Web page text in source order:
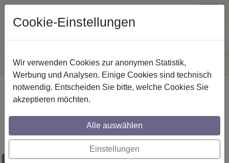
VersandkostenfreieLieferung innerhalb Deutschlands
Sichere Zahlung
Startseite Gardinenstangen Metall
1-läufig, Modell PLATON - Santo
Silbergrau / Schwarz
Maßzuschnitt möglich
Cookie-Einstellungen
Wir verwenden Cookies zur anonymen Statistik,
Werbung und Analysen. Einige Cookies sind technisch
notwendig. Entscheiden Sie bitte, welche Cookies Sie
akzeptieren möchten.
Alle auswählen
Einstellungen